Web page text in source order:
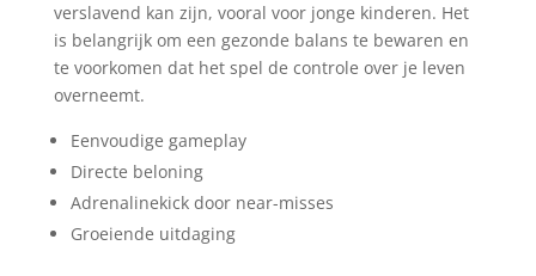
verslavend kan zijn, vooral voor jonge kinderen. Het
is belangrijk om een gezonde balans te bewaren en
te voorkomen dat het spel de controle over je leven
overneemt.
Eenvoudige gameplay
Directe beloning
Adrenalinekick door near-misses
Groeiende uitdaging